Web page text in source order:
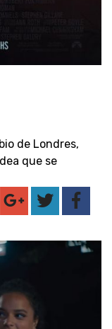
de Londres,
que se